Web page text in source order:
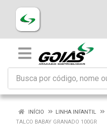
INÍCIO LINHA INFANTIL
TALCO BABAY GRANADO 100GR